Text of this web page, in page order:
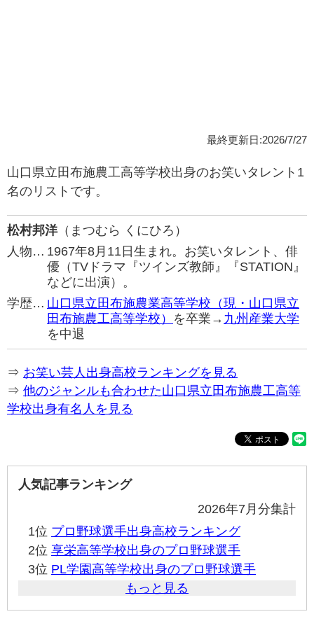
最終更新日:2026/7/27
山口県立田布施農工高等学校出身のお笑いタレント1
名のリストです。
松村邦洋（まつむら くにひろ）
人物… 1967年8月11日生まれ。お笑いタレント、俳
優（TVドラマ『ツインズ教師』『STATION』
などに出演）。
学歴… 山口県立田布施農業高等学校（現・山口県立
田布施農工高等学校） を卒業→ 九州産業大学
を中退
⇒ お笑い芸人出身高校ランキングを見る
⇒ 他のジャンルも合わせた山口県立田布施農工高等
学校出身有名人を見る
人気記事ランキング
2026年7月分集計
1位 プロ野球選手出身高校ランキング
2位 享栄高等学校出身のプロ野球選手
3位 PL学園高等学校出身のプロ野球選手
もっと見る